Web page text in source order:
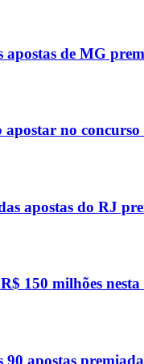
apostas de MG
apostar no concurso
apostas do RJ
150 milhões
apostas